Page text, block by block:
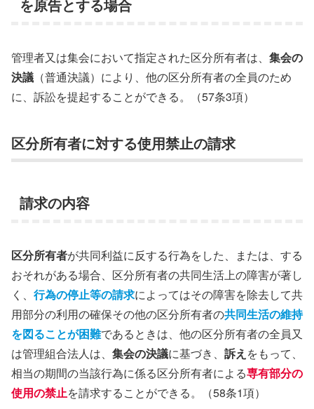
を原告とする場合
管理者又は集会において指定された区分所有者は、 集会の
決議 （普通決議）により、他の区分所有者の全員のため
に、訴訟を提起することができる。（57条3項）
区分所有者に対する使用禁止の請求
請求の内容
区分所有者が共同利益に反する行為をした、または、する
おそれがある場合、区分所有者の共同生活上の障害が著し
く、 行為の停止等の請求によってはその障害を除去して共
用部分の利用の確保その他の区分所有者の共同生活の維持
を図ることが困難であるときは、他の区分所有者の全員又
は管理組合法人は、 集会の決議に基づき、 訴え をもって、
相当の期間の当該行為に係る区分所有者による専有部分の
使用の禁止を請求することができる。（58条1項）